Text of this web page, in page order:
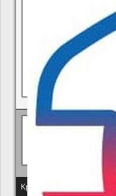
В квитанциях
Политика КГУП
Краевое